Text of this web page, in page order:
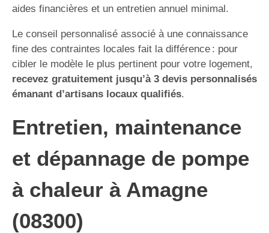
aides financières et un entretien annuel minimal.
Le conseil personnalisé associé à une connaissance
fine des contraintes locales fait la différence : pour
cibler le modèle le plus pertinent pour votre logement,
recevez gratuitement jusqu’à 3 devis personnalisés
émanant d’artisans locaux qualifiés.
Entretien, maintenance
et dépannage de pompe
à chaleur à Amagne
(08300)